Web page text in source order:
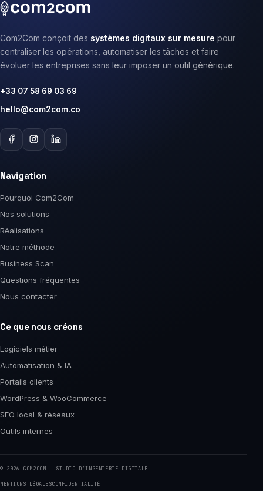
Com2Com conçoit des systèmes digitaux sur mesure pour
centraliser les opérations, automatiser les tâches et faire
évoluer les entreprises sans leur imposer un outil générique.
+33 07 58 69 03 69
hello@com2com.co
Navigation
Pourquoi Com2Com
Nos solutions
Réalisations
Notre méthode
Business Scan
Questions fréquentes
Nous contacter
Ce que nous créons
Logiciels métier
Automatisation & IA
Portails clients
WordPress & WooCommerce
SEO local & réseaux
Outils internes
© 2026 COM2COM — STUDIO D’INGÉNIERIE DIGITALE
MENTIONS LÉGALESCONFIDENTIALITÉ